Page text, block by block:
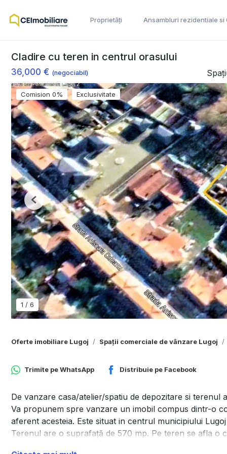
Proprietăți Ansambluri rezidentiale si
Cladire cu teren in centrul orasului
36,000 € (negociabil)
Comision 0% Exclusivitate
1 / 6
Previous
Oferte imobiliare Lugoj Spații comerciale de vânzare Lugoj
Trimite peWhatsApp Distribuie pe Facebook
De vanzare casa/atelier/spatiu de depozitare si terenul
Va propunem spre vanzare un imobil compus dintr-o
aferent acesteia. Este situat in centrul municipiului
Terenul are o suprafață de 570 mp. Pe teren se afla